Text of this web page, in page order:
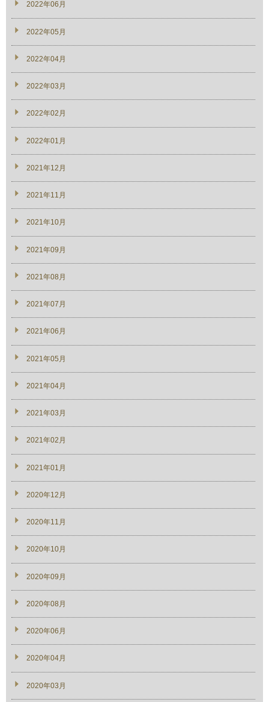
2022年06月
2022年05月
2022年04月
2022年03月
2022年02月
2022年01月
2021年12月
2021年11月
2021年10月
2021年09月
2021年08月
2021年07月
2021年06月
2021年05月
2021年04月
2021年03月
2021年02月
2021年01月
2020年12月
2020年11月
2020年10月
2020年09月
2020年08月
2020年06月
2020年04月
2020年03月